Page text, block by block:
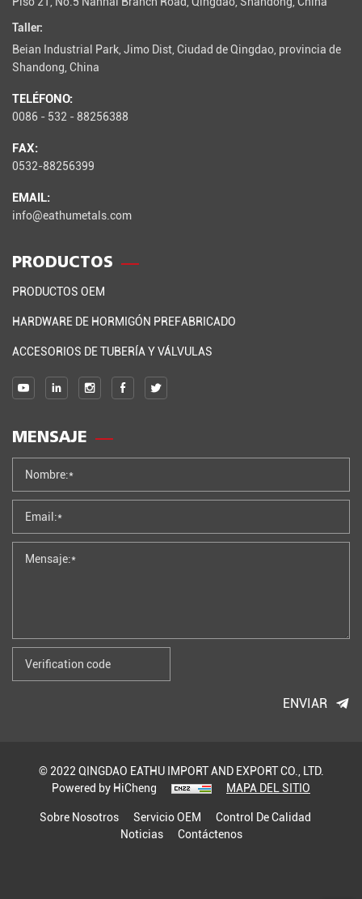
Taller:
Beian Industrial Park, Jimo Dist, Ciudad de Qingdao, provincia de
Shandong, China
TELÉFONO:
0086 - 532 - 88256388
FAX:
0532-88256399
EMAIL:
info@eathumetals.com
PRODUCTOS
PRODUCTOS OEM
HARDWARE DE HORMIGÓN PREFABRICADO
ACCESORIOS DE TUBERÍA Y VÁLVULAS
MENSAJE
ENVIAR
© 2022 QINGDAO EATHU IMPORT AND EXPORT CO., LTD.
Powered by HiCheng
MAPA DEL SITIO
Sobre Nosotros
Servicio OEM
Control De Calidad
Noticias
Contáctenos